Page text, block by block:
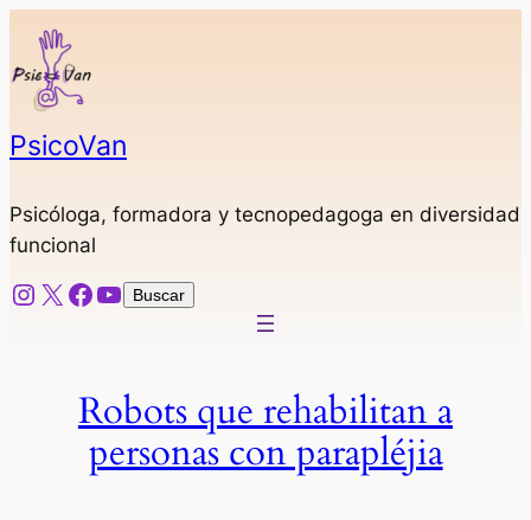
Saltar
contenido
PsicoVan
Psicóloga, formadora y tecnopedagoga en diversidad
funcional
Instagram
X Facebook
YouTube
Buscar
Buscar
Robots que rehabilitan a
personas con parapléjia